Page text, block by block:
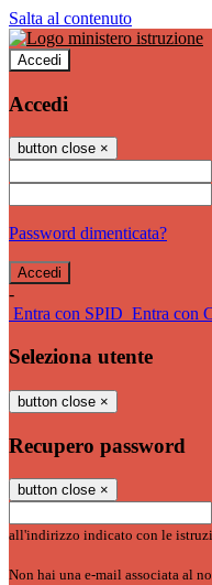
Salta al contenuto
Accedi
Accedi
button close ×
Password dimenticata?
-
Entra con SPID Entra con
Seleziona utente
button close ×
Recupero password
button close ×
all'indirizzo indicato con le
Non hai una e-mail associata al